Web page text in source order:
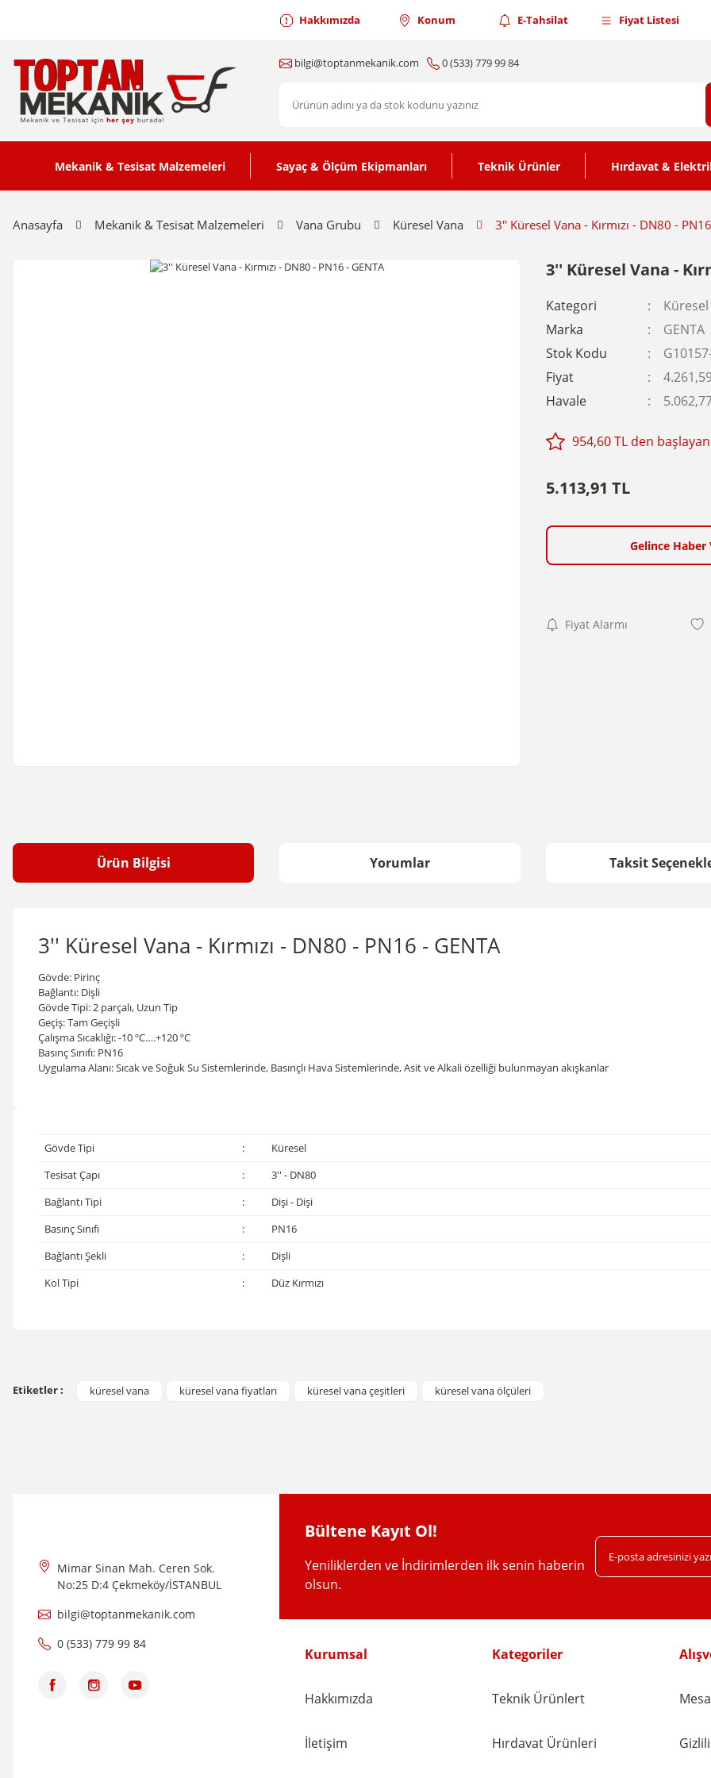
Hakkımızda Konum E-Tahsilat Fiyat Listesi
bilgi@toptanmekanik.com 0 (533) 779 99 84
Mekanik & Tesisat Malzemeleri Sayaç & Ölçüm Ekipmanları Teknik Ürünler Hırdavat &
Anasayfa Mekanik & Tesisat Malzemeleri Vana Grubu Küresel Vana 3'' Küresel Vana - Kırmızı - DN80 -
3'' Küresel Vana -
Kategori
Marka
GENTA
Stok Kodu
Fiyat
Havale
954,60 TL den
5.113,91 TL
Gelince Haber
Fiyat Alarmı
Ürün Bilgisi Yorumlar Taksit
3'' Küresel Vana - Kırmızı - DN80 - PN16 - GENTA
Gövde: Pirinç
Bağlantı: Dişli
Gövde Tipi: 2 parçalı, Uzun Tip
Geçiş: Tam Geçişli
Çalışma Sıcaklığı: -10 ºC….+120ºC
Basınç Sınıfı: PN16
Uygulama Alanı: Sıcak ve Soğuk Su Sistemlerinde, Basınçlı Hava Sistemlerinde, Asit ve Alkali özelliği bulunmayan akışkanlar
Gövde Tipi :
Küresel
Tesisat Çapı
:
3'' - DN80
Bağlantı Tipi
:
Dişi - Dişi
Basınç Sınıfı
:
PN16
Bağlantı Şekli
:
Dişli
Kol Tipi
: Düz Kırmızı
Bu ürüne ilk yorumu siz yapın!
Etiketler : küresel vana küresel vana fiyatları küresel vana çeşitleri küresel vana ölçüleri
Mimar Sinan Mah. Ceren Sok.
No:25 D:4 Çekmeköy/İSTANBUL
bilgi@toptanmekanik.com
0 (533) 779 99 84
Bültene Kayıt Ol!
Yeniliklerden ve İndirimlerden ilk senin haberin
olsun.
Kurumsal
Hakkımızda
İletişim
Kategoriler
Teknik Ürünlert
Hırdavat Ürünleri